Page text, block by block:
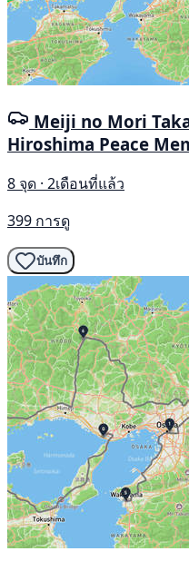
Meiji no Mori
Hiroshima Peace
8 จุด · 2เดือนที่แล้ว
399 การดู
บันทึก